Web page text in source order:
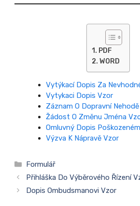
PDF
WORD
Vytýkací Dopis Za
Vytykaci Dopis Vzor
Záznam O Dopravní
Žádost O Změnu Jména
Omluvný Dopis
Výzva K Nápravě Vzor
Rubriky
Formulář
Přihláška Do Výběrového Řízení
Dopis Ombudsmanovi Vzor